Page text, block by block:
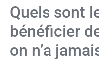
Quels sont
bénéficier
on n’a